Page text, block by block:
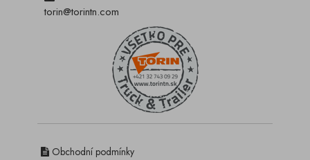
torin@torintn.com
Obchodní podmínky